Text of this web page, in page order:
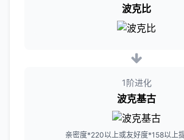
波克比
1阶进化
波克基古
亲密度*220以上或友好度*158以上